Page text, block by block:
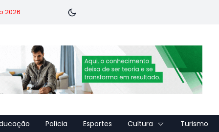
2026
Polícia Esportes Cultura Turismo